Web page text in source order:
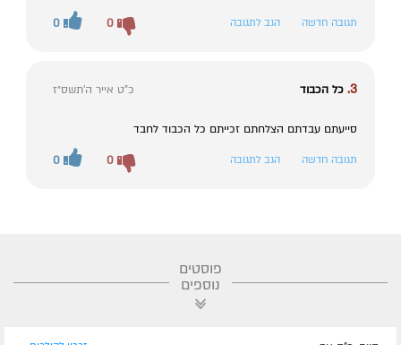
תגובה חדשה הגב לתגובה 0 0
3. כל הכבוד כ"ט אייר ה׳תשס״ז
סייעתם עבדתם הצלחתם זכייתם כל הכבוד לחבד
תגובה חדשה הגב לתגובה 0 0
פוסטים
נוספים